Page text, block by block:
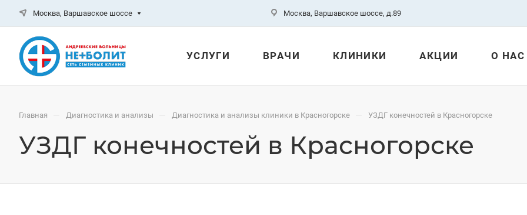
Москва, Варшавское шоссе Москва, Варшавское шоссе, д.89
УСЛУГИ ВРАЧИ КЛИНИКИ АКЦИИ О НАС
Главная — Диагностика и анализы — Диагностика и анализы клиники в Красногорске — УЗДГ конечностей в Красногорске
УЗДГ конечностей в Красногорске